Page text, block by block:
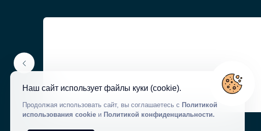
4 Ванные
120€ - 300€
/Ночь
Цена в диапазоне
Наш сайт использует файлы куки (cookie).
Продолжая использовать сайт, вы соглашаетесь с Политикой
использования cookieи Политикой конфиденциальности.